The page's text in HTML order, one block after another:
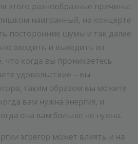
этого разнообразные причины:
наигранный, на концерте
посторонние шумы и так далее.
входить и выходить из
что когда вы проникаетесь
удовольствие – вы
таким образом вы можете
вам нужна энергия, и
она вам больше не нужна.
эгрегор может влиять и на